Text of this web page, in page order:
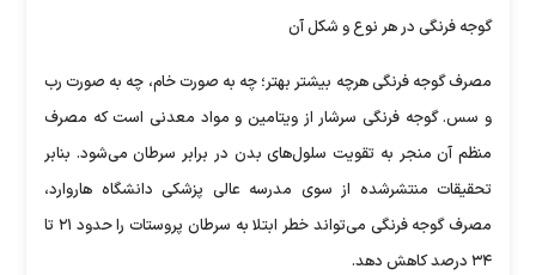
گوجه فرنگی در هر نوع و شکل آن
مصرف گوجه فرنگی هرچه بیشتر بهتر؛ چه به صورت خام، چه به صورت رب
و سس. گوجه فرنگی سرشار از ویتامین و مواد معدنی است که مصرف
منظم آن منجر به تقویت سلول‌های بدن در برابر سرطان می‌شود. بنابر
تحقیقات منتشرشده از سوی مدرسه عالی پزشکی دانشگاه هاروارد،
مصرف گوجه فرنگی می‌تواند خطر ابتلا به سرطان پروستات را حدود ۲۱ تا
۳۴ درصد کاهش دهد.